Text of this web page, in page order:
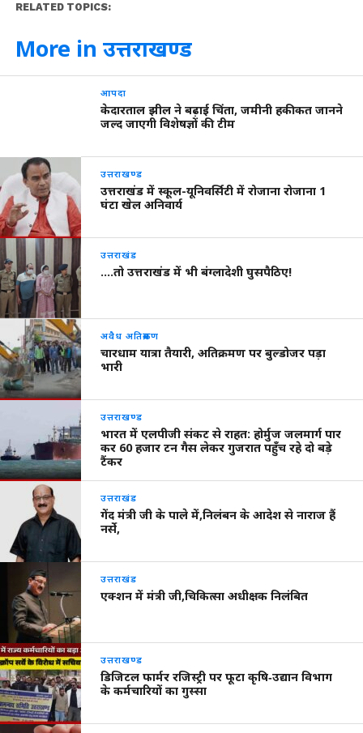
RELATED TOPICS:
More in उत्तराखण्ड
आपदा
केदारताल झील ने बढ़ाई चिंता, जमीनी हकीकत जानने
जल्द जाएगी विशेषज्ञों की टीम
उत्तराखण्ड
उत्तराखंड में स्कूल-यूनिवर्सिटी में रोजाना रोजाना 1
घंटा खेल अनिवार्य
उत्तराखंड
….तो उत्तराखंड में भी बंग्लादेशी घुसपैठिए!
अवैध अतिक्रमण
चारधाम यात्रा तैयारी, अतिक्रमण पर बुल्डोजर पड़ा
भारी
उत्तराखण्ड
भारत में एलपीजी संकट से राहत: होर्मुज जलमार्ग पार
कर 60 हजार टन गैस लेकर गुजरात पहुँच रहे दो बड़े
टैंकर
उत्तराखंड
गेंद मंत्री जी के पाले में,निलंबन के आदेश से नाराज हैं
नर्से,
उत्तराखंड
एक्शन में मंत्री जी,चिकित्सा अधीक्षक निलंबित
उत्तराखण्ड
डिजिटल फार्मर रजिस्ट्री पर फूटा कृषि‑उद्यान विभाग
के कर्मचारियों का गुस्सा